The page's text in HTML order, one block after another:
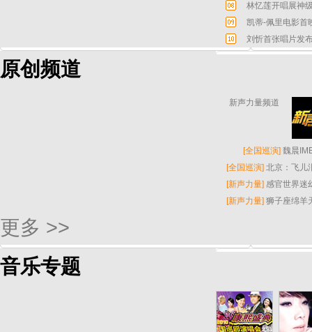
林忆莲开唱展神
凯蒂-佩里电影首
刘忻首张唱片发
原创频道
新声力量频道
[全国巡演] 魏晨
[全国巡演] 北京：飞儿
[新声力量] 感官世界迷
[新声力量] 狮子座绵羊
更多 >>
音乐专题